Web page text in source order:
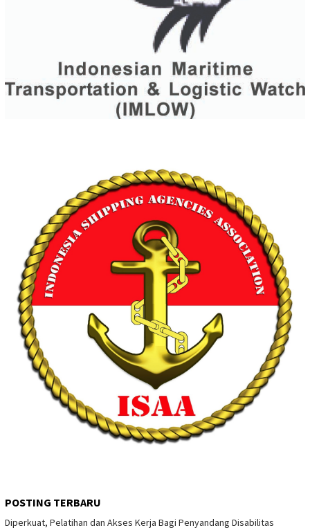
POSTING TERBARU
Diperkuat, Pelatihan dan Akses Kerja Bagi Penyandang Disabilitas